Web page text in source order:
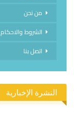
من نحن
الشروط والاحكام
اتصل بنا
النشرة الإخبارية